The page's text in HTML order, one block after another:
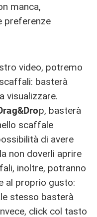
manca,
preferenze
video, potremo
basterà
visualizzare.
p, basterà
scaffale
di avere
non doverli aprire
inoltre, potranno
al proprio gusto:
stesso basterà
click col tasto